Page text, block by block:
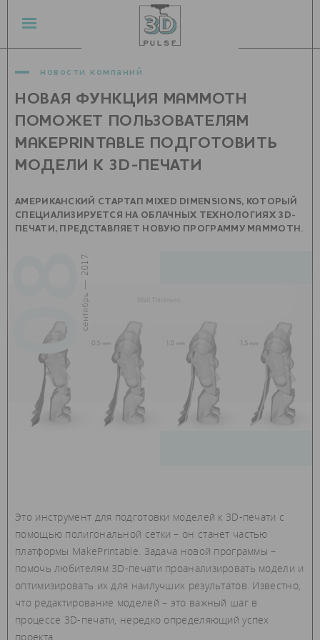
новости компаний
НОВАЯ ФУНКЦИЯ MAMMOTH
ПОМОЖЕТ ПОЛЬЗОВАТЕЛЯМ
MAKEPRINTABLE ПОДГОТОВИТЬ
МОДЕЛИ К 3D-ПЕЧАТИ
АМЕРИКАНСКИЙ СТАРТАП MIXED DIMENSIONS, КОТОРЫЙ
СПЕЦИАЛИЗИРУЕТСЯ НА ОБЛАЧНЫХ ТЕХНОЛОГИЯХ 3D-
ПЕЧАТИ, ПРЕДСТАВЛЯЕТ НОВУЮ ПРОГРАММУ MAMMOTH.
08
сентябрь — 2017
Это инструмент для подготовки моделей к 3D-печати с
помощью полигональной сетки – он станет частью
платформы MakePrintable. Задача новой программы –
помочь любителям 3D-печати проанализировать модели и
оптимизировать их для наилучших результатов. Известно,
что редактирование моделей – это важный шаг в
процессе 3D-печати, нередко определяющий успех
проекта.